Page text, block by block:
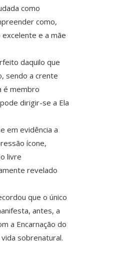
como
como,
e a mãe
daquilo que
sendo a crente
é membro
dirigir-se a Ela
em evidência a
ícone,
livre
revelado
que o único
antes, a
a Encarnação do
sobrenatural.